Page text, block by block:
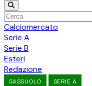
Calciomercato
Serie A
Serie B
Esteri
Redazione
SASSUOLO SERIE A